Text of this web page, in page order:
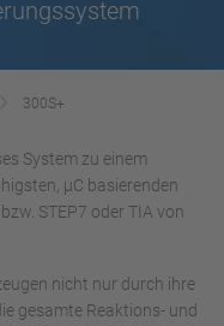
300S+
System zu einem
µC basierenden
STEP7 oder TIA von
nicht nur durch ihre
gesamte Reaktions- und